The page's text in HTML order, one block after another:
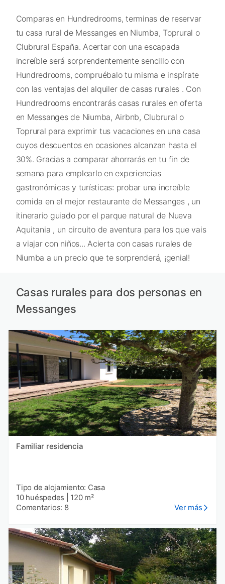
Comparas en Hundredrooms, terminas de reservar
tu casa rural de Messanges en Niumba, Toprural o
Clubrural España. Acertar con una escapada
increíble será sorprendentemente sencillo con
Hundredrooms, compruébalo tu misma e inspírate
con las ventajas del alquiler de casas rurales . Con
Hundredrooms encontrarás casas rurales en oferta
en Messanges de Niumba, Airbnb, Clubrural o
Toprural para exprimir tus vacaciones en una casa
cuyos descuentos en ocasiones alcanzan hasta el
30%. Gracias a comparar ahorrarás en tu fin de
semana para emplearlo en experiencias
gastronómicas y turísticas: probar una increíble
comida en el mejor restaurante de Messanges , un
itinerario guiado por el parque natural de Nueva
Aquitania , un circuito de aventura para los que vais
a viajar con niños... Acierta con casas rurales de
Niumba a un precio que te sorprenderá, ¡genial!
Casas rurales para dos personas en
Messanges
Familiar residencia
Tipo de alojamiento: Casa
10 huéspedes
120 m²
Comentarios: 8
Ver más